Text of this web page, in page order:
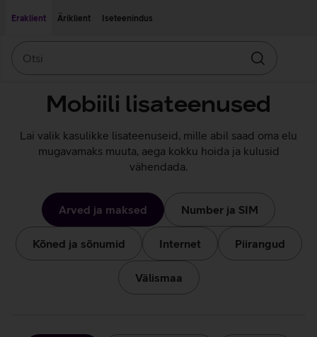
Eraklient
Äriklient Iseteenindus
Otsin
Mobiili lisateenused
Lai valik kasulikke lisateenuseid, mille abil saad oma elu
mugavamaks muuta, aega kokku hoida ja kulusid
vähendada.
Arved ja maksed Number ja SIM
Kõned ja sõnumid Internet Piirangud
Välismaa